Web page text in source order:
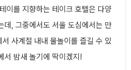
이를 지향하는 테이크 호텔은 다양
데, 그중에서도 서울 도심에서는 만
서 사계절 내내 물놀이를 즐길 수 있
서 밤새 놀기에 딱이겠지!